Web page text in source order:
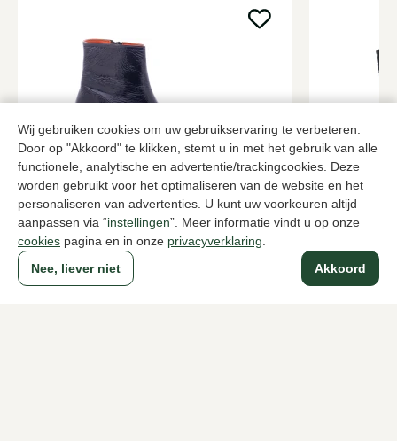
Wij gebruiken cookies om uw gebruikservaring te verbeteren.
Door op "Akkoord" te klikken, stemt u in met het gebruik van alle
functionele, analytische en advertentie/trackingcookies. Deze
worden gebruikt voor het optimaliseren van de website en het
personaliseren van advertenties. U kunt uw voorkeuren altijd
aanpassen via “instellingen”. Meer informatie vindt u op onze
cookies pagina en in onze privacyverklaring
Akkoord
Nee, liever niet
Kroll
Blauwe enkellaarzen dames
289,95
UGG
Zwarte
229,95